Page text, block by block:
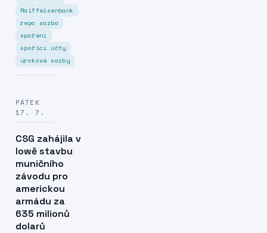
Raiffeisenbank
repo sazba
spoření
spořicí účty
úrokové sazby
PÁTEK
17. 7.
CSG zahájila v
Iowě stavbu
muničního
závodu pro
americkou
armádu za
635 milionů
dolarů